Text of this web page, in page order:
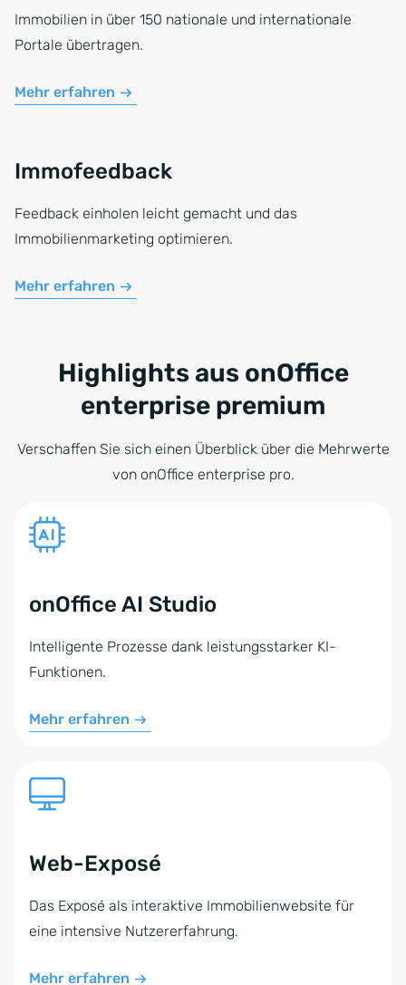
Immobilien in über 150 nationale und internationale
Portale übertragen.
Mehr erfahren
Immofeedback
Feedback einholen leicht gemacht und das
Immobilienmarketing optimieren.
Mehr erfahren
Highlights aus onOffice
enterprise premium
Verschaffen Sie sich einen Überblick über die Mehrwerte
von onOffice enterprise pro.
onOffice AI Studio
Intelligente Prozesse dank leistungsstarker KI-
Funktionen.
Mehr erfahren
Web-Exposé
Das Exposé als interaktive Immobilienwebsite für
eine intensive Nutzererfahrung.
Mehr erfahren